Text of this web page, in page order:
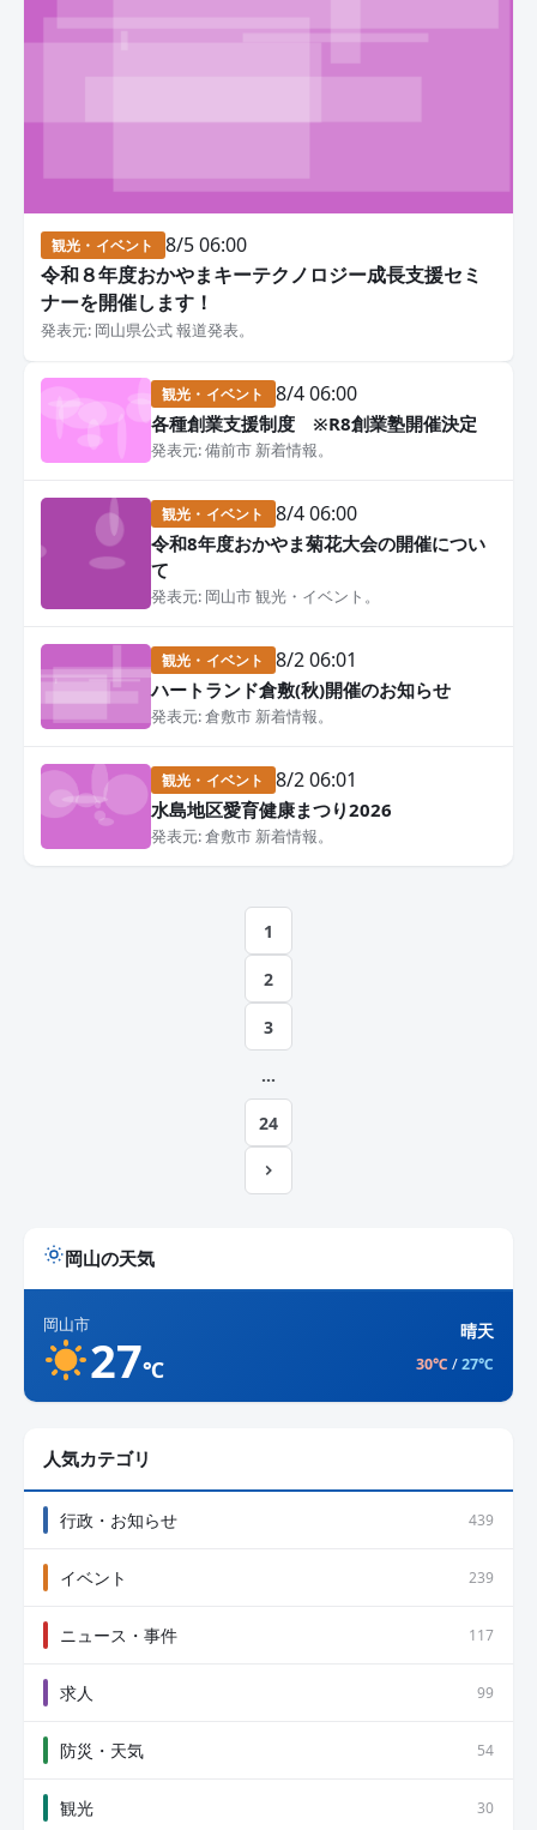
観光・イベント
8/5 06:00
令和８年度おかやまキーテクノロジー成長支援セミ
ナーを開催します！
発表元: 岡山県公式 報道発表。
観光・イベント 8/4 06:00
各種創業支援制度 ※R8創業塾開催決定
発表元: 備前市 新着情報。
観光・イベント 8/4 06:00
令和8年度おかやま菊花大会の開催につい
て
発表元: 岡山市 観光・イベント。
観光・イベント 8/2 06:01
ハートランド倉敷(秋)開催のお知らせ
発表元: 倉敷市 新着情報。
観光・イベント 8/2 06:01
水島地区愛育健康まつり2026
発表元: 倉敷市 新着情報。
投
稿
の
ペ
ー
ジ
1
2
3
…
24
岡山の天気
岡山市
27℃
晴天
30℃ /27℃
人気カテゴリ
行政・お知らせ 439
イベント 239
ニュース・事件 117
求人 99
防災・天気 54
観光 30